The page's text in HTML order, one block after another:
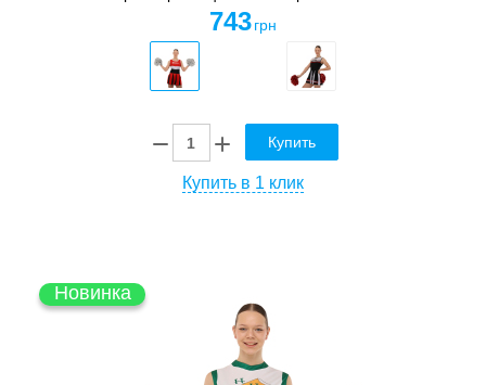
743 грн
Купить
Купить в 1 клик
Новинка